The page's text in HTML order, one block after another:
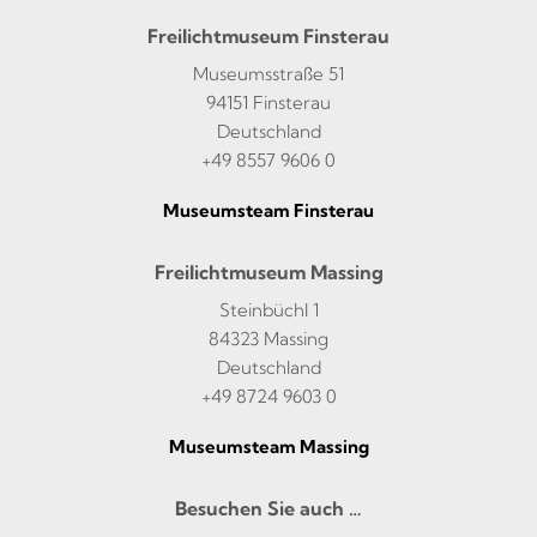
Freilichtmuseum Finsterau
Museumsstraße 51
94151 Finsterau
Deutschland
+49 8557 9606 0
Museumsteam Finsterau
Freilichtmuseum Massing
Steinbüchl 1
84323 Massing
Deutschland
+49 8724 9603 0
Museumsteam Massing
Besuchen Sie auch …